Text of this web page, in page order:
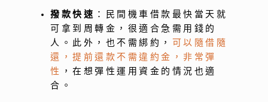
撥款快速 ：民間機車借款最快當天就
可拿到周轉金，很適合急需用錢的
人。此外，也不需綁約， 可以隨借隨
還，提前還款不需違約金，非常彈
性
，在想彈性運用資金的情況也適
合。